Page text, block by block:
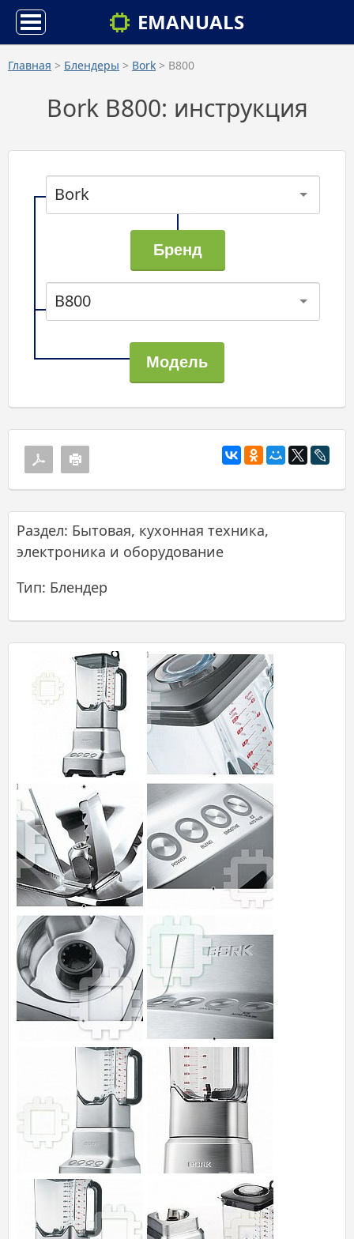
EMANUALS
Главная > Блендеры > Bork > B800
Bork B800: инструкция
Bork
B800
Раздел: Бытовая, кухонная техника,
электроника и оборудование
Тип: Блендер